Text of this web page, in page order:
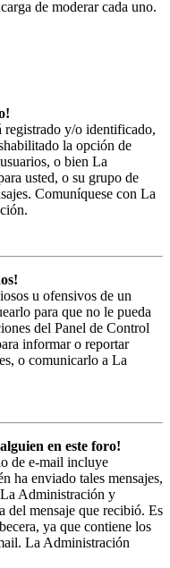
de moderar cada uno.
registrado y/o identificado,
la opción de
o bien La
usted, o su grupo de
Comuníquese con La
u ofensivos de un
para que no le pueda
del Panel de Control
informar o reportar
o comunicarlo a La
en este foro!
de e-mail incluye
ha enviado tales mensajes,
Administración y
del mensaje que recibió. Es
ya que contiene los
La Administración